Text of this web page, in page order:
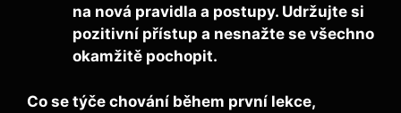
na nová pravidla a postupy. Udržujte si
pozitivní přístup a nesnažte se všechno
okamžitě pochopit.
Co se týče chování během první lekce,